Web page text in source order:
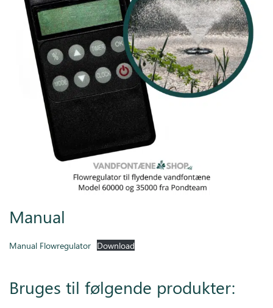
Manual
Manual Flowregulator Download
Bruges til følgende produkter: